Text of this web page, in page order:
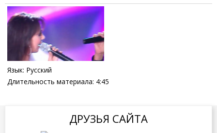
Язык: Русский
Длительность материала: 4:45
ДРУЗЬЯ САЙТА